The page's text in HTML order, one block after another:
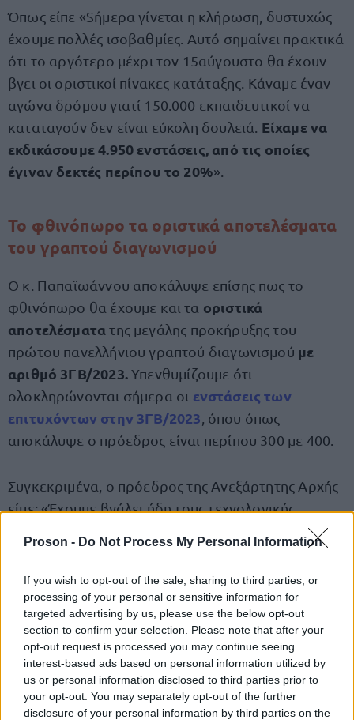
Proson - Do Not Process My Personal Information
If you wish to opt-out of the sale, sharing to third parties, or
processing of your personal or sensitive information for
targeted advertising by us, please use the below opt-out
section to confirm your selection. Please note that after your
opt-out request is processed you may continue seeing
interest-based ads based on personal information utilized by
us or personal information disclosed to third parties prior to
your opt-out. You may separately opt-out of the further
disclosure of your personal information by third parties on the
Όπως είπε «Sήμερα γίνεται η κλήρωση, δυστυχώς
έχουμε πολλές ισοβαθμίες. Αυτό σημαίνει πρακτικά
ότι το αργότερο μέχρι τον 15αύγουστο θα έχουν
βγει οι οριστικοί πίνακες κατάταξης. Κάναμε έναν
αγώνα δρόμου γιατί 150.000 εκπαιδευτικοί να
καταταγούν δεν είναι εύκολη δουλειά. Είχαμε να
εκδικάσουμε 4.950 ενστάσεις, από τις οποίες
έγιναν δεκτές περίπου το 20%».
Το φθινόπωρο τα οριστικά αποτελέσματα
του γραπτού διαγωνισμού
Ο κ. Παπαϊωάννου αποκάλυψε επίσης πως το
φθινόπωρο θα έχουμε και τα οριστικά
αποτελέσματατης μεγάλης προκήρυξης του
πρώτου πανελλήνιου γραπτού διαγωνισμού με
αριθμό 3ΓΒ/2023.Υπενθυμίζουμε ότι
ολοκληρώνονται σήμερα οι ενστάσεις των
επιτυχόντων στην 3ΓΒ/2023 , όπου όπως
αποκάλυψε ο πρόεδρος είναι περίπου 300 με 400.
Συγκεκριμένα, ο πρόεδρος της Ανεξάρτητης Αρχής
είπε: «Έχουμε βγάλει ήδη τους τεχνολογικής
βγάλουμε τώρα τα προσωρινά και το φθινόπωρο
τα οριστικά των πανεπιστημιακής εκπαίδευσης και
μετά θα γίνουν προκηρύξεις για τον
προγραμματισμό του ’24 πάλι από επιτυχόντες του
διαγωνισμού αυτού, για να καλύψουμε και τις
ανάγκες του ’24.Η εισήγησή μας είναι όπου
υπάρχει δυνατότητα να καλύψουμε και τις
ανάγκες το ’25 από τους επιτυχόντες».